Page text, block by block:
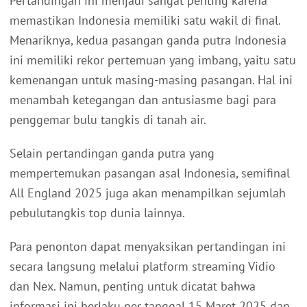
memastikan Indonesia memiliki satu wakil di final.
Menariknya, kedua pasangan ganda putra Indonesia
ini memiliki rekor pertemuan yang imbang, yaitu satu
kemenangan untuk masing-masing pasangan. Hal ini
menambah ketegangan dan antusiasme bagi para
penggemar bulu tangkis di tanah air.
Selain pertandingan ganda putra yang
mempertemukan pasangan asal Indonesia, semifinal
All England 2025 juga akan menampilkan sejumlah
pebulutangkis top dunia lainnya.
Para penonton dapat menyaksikan pertandingan ini
secara langsung melalui platform streaming Vidio
dan Nex. Namun, penting untuk dicatat bahwa